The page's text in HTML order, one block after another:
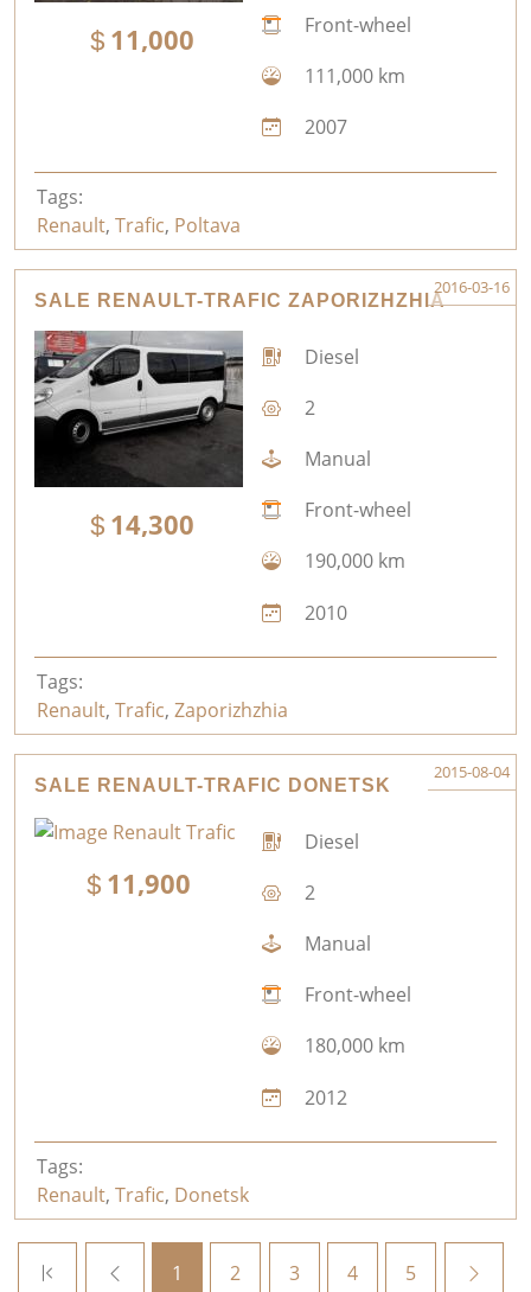
11,000
Front-wheel
111,000 km
2007
Tags:
Renault, Trafic, Poltava
SALE RENAULT-TRAFIC ZAPORIZHZHIA
2016-03-16
14,300
Diesel
2
Manual
Front-wheel
190,000 km
2010
Tags:
Renault, Trafic, Zaporizhzhia
SALE RENAULT-TRAFIC DONETSK
2015-08-04
11,900
Diesel
2
Manual
Front-wheel
180,000 km
2012
Tags:
Renault, Trafic, Donetsk
1 2 3 4 5